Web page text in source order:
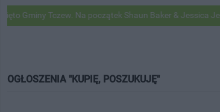
Tczew. Na początek Shaun Baker & Jessica Jean
OGŁOSZENIA "KUPIĘ, POSZUKUJĘ"